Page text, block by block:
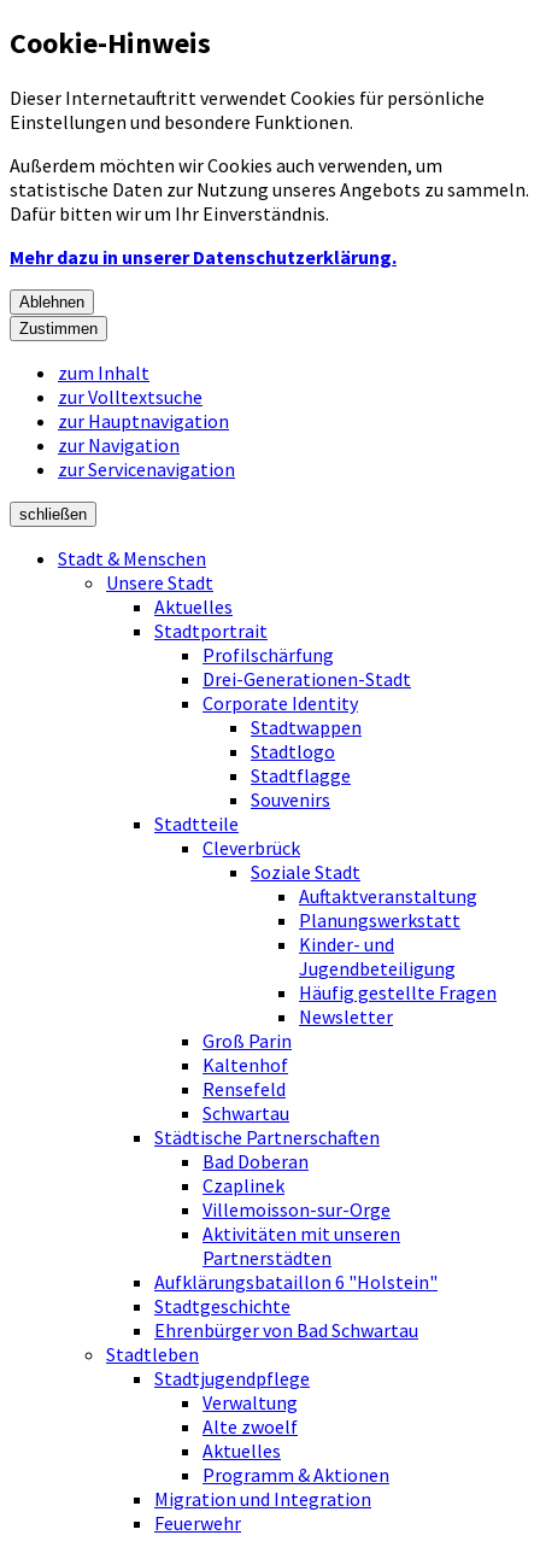
Cookie-Hinweis
Dieser Internetauftritt verwendet Cookies für persönliche
Einstellungen und besondere Funktionen.
Außerdem möchten wir Cookies auch verwenden, um
statistische Daten zur Nutzung unseres Angebots zu sammeln.
Dafür bitten wir um Ihr Einverständnis.
Mehr dazu in unserer Datenschutzerklärung.
Ablehnen
Zustimmen
zum Inhalt
zur Volltextsuche
zur Hauptnavigation
zur Navigation
zur Servicenavigation
schließen
Stadt & Menschen
Unsere Stadt
Aktuelles
Stadtportrait
Profilschärfung
Drei-Generationen-Stadt
Corporate Identity
Stadtwappen
Stadtlogo
Stadtflagge
Souvenirs
Stadtteile
Cleverbrück
Soziale Stadt
Auftaktveranstaltung
Planungswerkstatt
Kinder- und
Jugendbeteiligung
Häufig gestellte Fragen
Newsletter
Groß Parin
Kaltenhof
Rensefeld
Schwartau
Städtische Partnerschaften
Bad Doberan
Czaplinek
Villemoisson-sur-Orge
Aktivitäten mit unseren
Partnerstädten
Aufklärungsbataillon 6 "Holstein"
Stadtgeschichte
Ehrenbürger von Bad Schwartau
Stadtleben
Stadtjugendpflege
Verwaltung
Alte zwoelf
Aktuelles
Programm & Aktionen
Migration und Integration
Feuerwehr